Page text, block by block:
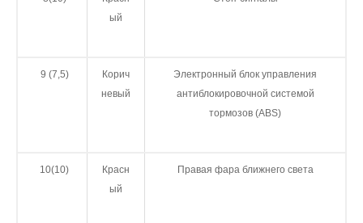
ый
9 (7,5)
Корич
невый
Электронный блок управления
антиблокировочной системой
тормозов (ABS)
10(10)
Красн
ый
Правая фара ближнего света